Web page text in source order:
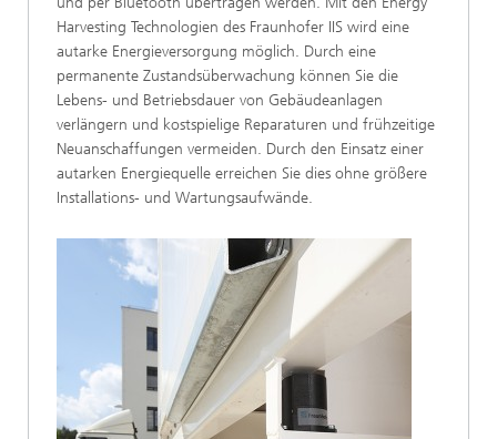
Harvesting Technologien des Fraunhofer IIS wird eine
autarke Energieversorgung möglich. Durch eine
permanente Zustandsüberwachung können Sie die
Lebens- und Betriebsdauer von Gebäudeanlagen
verlängern und kostspielige Reparaturen und frühzeitige
Neuanschaffungen vermeiden. Durch den Einsatz einer
autarken Energiequelle erreichen Sie dies ohne größere
Installations- und Wartungsaufwände.